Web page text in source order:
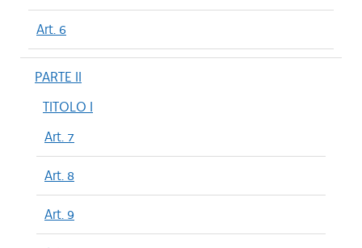
Art. 6
PARTE II
TITOLO I
Art. 7
Art. 8
Art. 9